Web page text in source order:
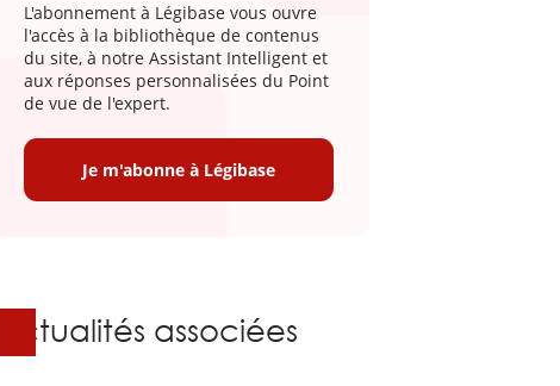
L'abonnement à Légibase vous ouvre
l'accès à la bibliothèque de contenus
du site, à notre Assistant Intelligent et
aux réponses personnalisées du Point
de vue de l'expert.
Je m'abonne à Légibase
Actualités associées